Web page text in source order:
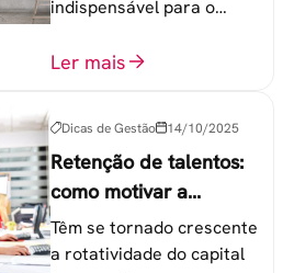
indispensável para o
equipe de trabalho. 6
Ler mais
Dicas de Gestão 14/10/2025
Retenção de talentos:
como motivar a
geração Y nas
empresas?
Têm se tornado crescente
a rotatividade do capital